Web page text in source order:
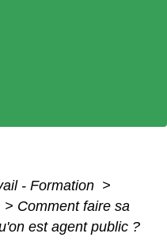
- Formation >
> Comment faire sa
est agent public ?